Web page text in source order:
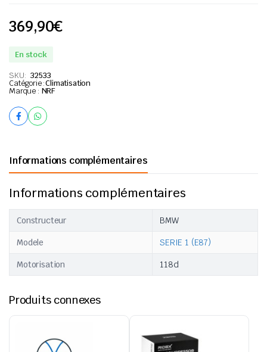
369,90€
En stock
SKU: 32533
Catégorie :Climatisation
Marque : NRF
Informations complémentaires
Informations complémentaires
Constructeur BMW
Modele SERIE 1 (E87)
Motorisation 118d
Produits connexes